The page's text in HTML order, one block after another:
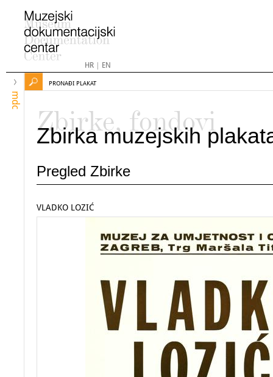
HR| EN
mdc
PRONAĐI PLAKAT
Zbirke, fondovi
Zbirka muzejskih
Pregled Zbirke
VLADKO LOZIĆ